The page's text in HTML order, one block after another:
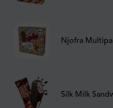
Njofra
Silk Milk